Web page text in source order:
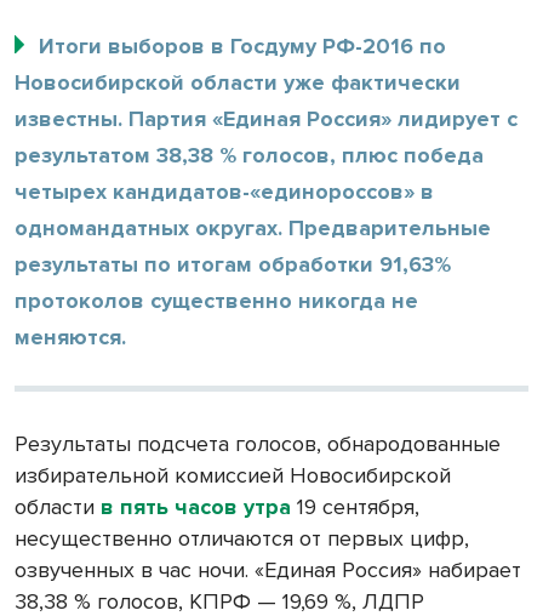
Итоги выборов в Госдуму РФ-2016 по
Новосибирской области уже фактически
известны. Партия «Единая Россия» лидирует с
результатом 38,38 % голосов, плюс победа
четырех кандидатов-«единороссов» в
одномандатных округах. Предварительные
результаты по итогам обработки 91,63%
протоколов существенно никогда не
меняются.
Результаты подсчета голосов, обнародованные
избирательной комиссией Новосибирской
области в пять часов утра 19 сентября,
несущественно отличаются от первых цифр,
озвученных в час ночи. «Единая Россия» набирает
38,38 % голосов, КПРФ — 19,69 %, ЛДПР